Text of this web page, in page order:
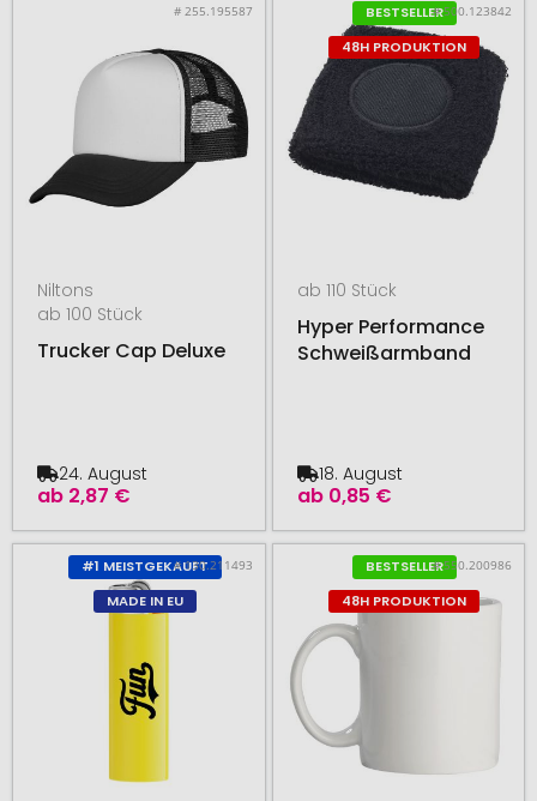
# 255.195587
Niltons
ab 100 Stück
Trucker Cap Deluxe
ab 2,87 €
24. August
BESTSELLER
48H PRODUKTION
# 500.123842
ab 110 Stück
Hyper Performance
Schweißarmband
ab 0,85 €
18. August
#1 MEISTGEKAUFT
MADE IN EU
# 130.211493
BESTSELLER
48H PRODUKTION
# 550.200986